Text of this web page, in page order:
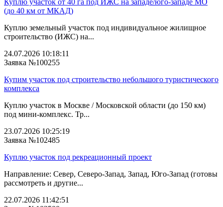
Куплю участок от 40 га под ИЖС на западе/юго‑западе МО
(до 40 км от МКАД)
Куплю земельный участок под индивидуальное жилищное
строительство (ИЖС) на...
24.07.2026 10:18:11
Заявка №100255
Купим участок под строительство небольшого туристического
комплекса
Куплю участок в Москве / Московской области (до 150 км)
под мини-комплекс. Тр...
23.07.2026 10:25:19
Заявка №102485
Куплю участок под рекреационный проект
Направление: Север, Северо-Запад, Запад, Юго-Запад (готовы
рассмотреть и другие...
22.07.2026 11:42:51